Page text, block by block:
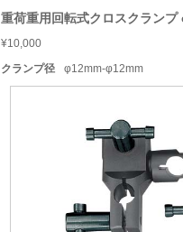
重荷重用回転式クロスクラン
¥10,000
クランプ径
φ12mm-φ12mm